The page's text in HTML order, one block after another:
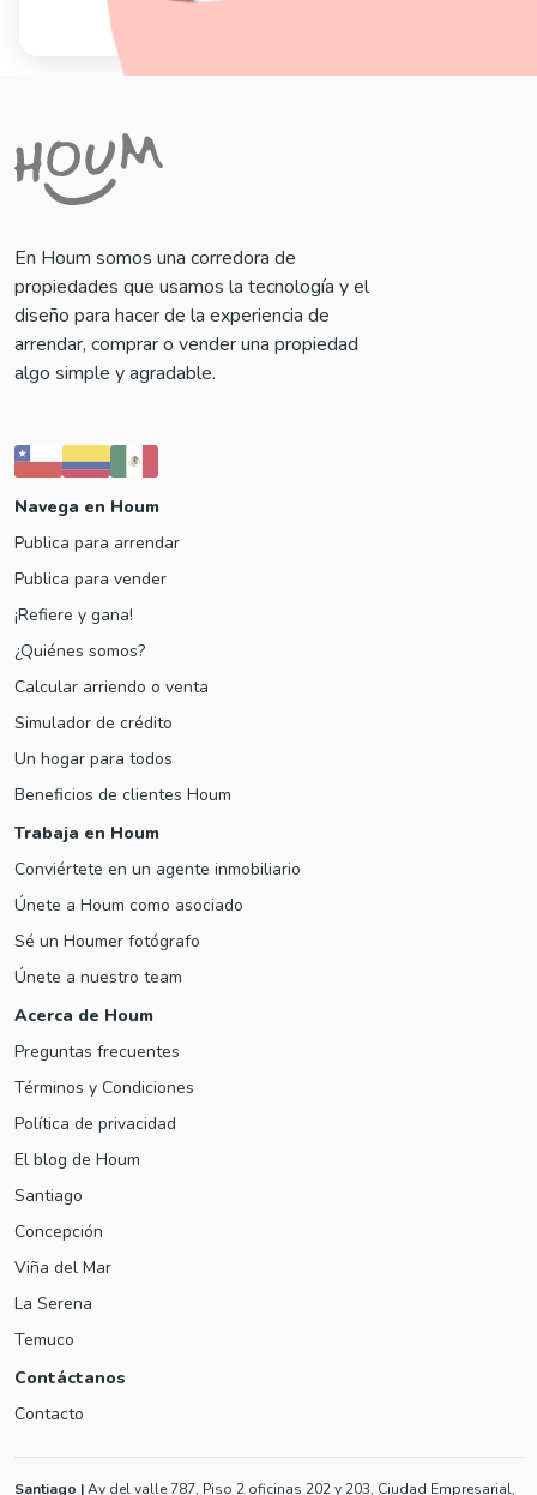
En Houm somos una corredora de
propiedades que usamos la tecnología y el
diseño para hacer de la experiencia de
arrendar, comprar o vender una propiedad
algo simple y agradable.
Navega en Houm
Publica para arrendar
Publica para vender
¡Refiere y gana!
¿Quiénes somos?
Calcular arriendo o venta
Simulador de crédito
Un hogar para todos
Beneficios de clientes Houm
Trabaja en Houm
Conviértete en un agente inmobiliario
Únete a Houm como asociado
Sé un Houmer fotógrafo
Únete a nuestro team
Acerca de Houm
Preguntas frecuentes
Términos y Condiciones
Política de privacidad
El blog de Houm
Santiago
Concepción
Viña del Mar
La Serena
Temuco
Contáctanos
Contacto
Santiago |Av del valle 787, Piso 2 oficinas 202 y 203, Ciudad Empresarial,